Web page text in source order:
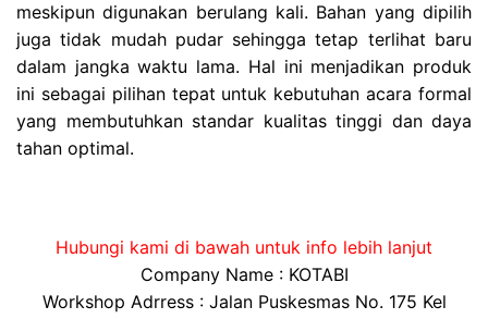
meskipun digunakan berulang kali. Bahan yang dipilih
juga tidak mudah pudar sehingga tetap terlihat baru
dalam jangka waktu lama. Hal ini menjadikan produk
ini sebagai pilihan tepat untuk kebutuhan acara formal
yang membutuhkan standar kualitas tinggi dan daya
tahan optimal.
Hubungi kami di bawah untuk info lebih lanjut
Company Name : KOTABI
Workshop Adrress : Jalan Puskesmas No. 175 Kel